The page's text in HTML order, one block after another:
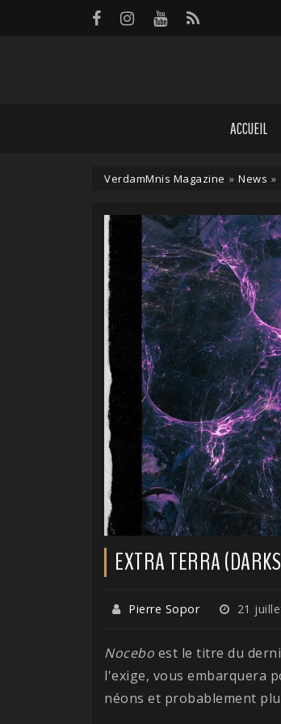
ACCUEIL
VerdamMnis Magazine » News »
EXTRA TERRA
Pierre Sopor 21
Nocebo est le titre du
l'exige, vous embarquera
néons et probablement
Panneau de gestion des cookies